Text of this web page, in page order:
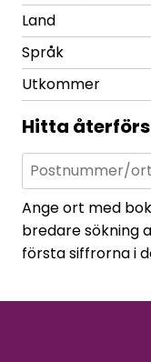
Land
Språk
Utkommer
Hitta
Ange ort med
bredare sökning
första siffrorna i